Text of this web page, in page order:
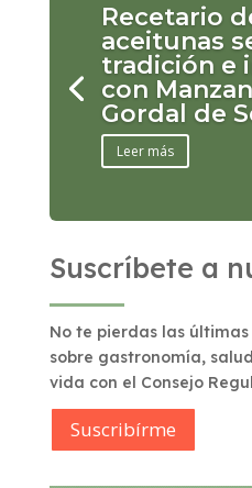
Recetario
aceitunas
tradición e
con
Gordal de
Leer más
Suscríbete a
No te pierdas las
sobre gastronomía,
vida con el Consejo
Suscribírme